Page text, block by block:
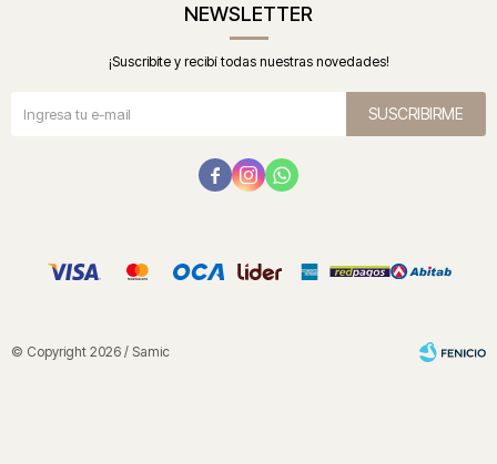
NEWSLETTER
¡Suscribite y recibí todas nuestras novedades!
SUSCRIBIRME
  
© Copyright 2026 / Samic